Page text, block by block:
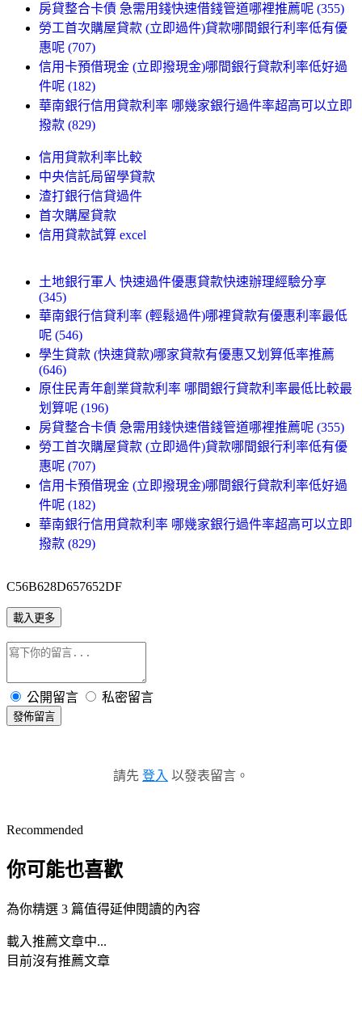
房貸整合卡債 急需用錢快速借錢管道哪裡推薦呢 (355)
勞工首次購屋貸款 (立即過件)貸款哪間銀行利率低有優
惠呢 (707)
信用卡預借現金 (立即撥現金)哪間銀行貸款利率低好過
件呢 (182)
華南銀行信用貸款利率 哪幾家銀行過件率超高可以立即
撥款 (829)
信用貸款利率比較
中央信託局留學貸款
渣打銀行信貸過件
首次購屋貸款
信用貸款試算 excel
土地銀行軍人 快速過件優惠貸款快速辦理經驗分享
(345)
華南銀行信貸利率 (輕鬆過件)哪裡貸款有優惠利率最低
呢 (546)
學生貸款 (快速貸款)哪家貸款有優惠又划算低率推薦
(646)
原住民青年創業貸款利率 哪間銀行貸款利率最低比較最
划算呢 (196)
房貸整合卡債 急需用錢快速借錢管道哪裡推薦呢 (355)
勞工首次購屋貸款 (立即過件)貸款哪間銀行利率低有優
惠呢 (707)
信用卡預借現金 (立即撥現金)哪間銀行貸款利率低好過
件呢 (182)
華南銀行信用貸款利率 哪幾家銀行過件率超高可以立即
撥款 (829)
C56B628D657652DF
載入更多
公開留言 私密留言
發佈留言
請先 登入 以發表留言。
Recommended
你可能也喜歡
為你精選 3 篇值得延伸閱讀的內容
載入推薦文章中...
目前沒有推薦文章